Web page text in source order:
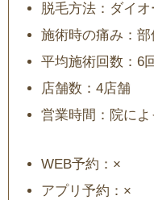
脱毛方法：ダイ
施術時の痛み：
平均施術回数：6
店舗数：4店舗
営業時間：院によ
WEB予約：×
アプリ予約：×